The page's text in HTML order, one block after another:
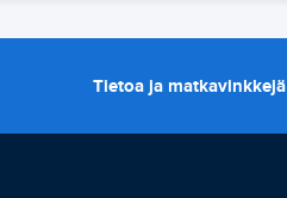
Tietoa ja matkavinkkejä